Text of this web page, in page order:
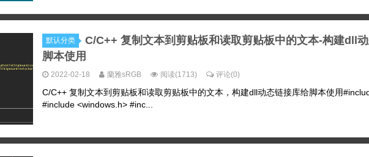
默认分类
C/C++ 复制文本到剪贴板和读取剪贴板中的文本-构建dll
脚本使用
2022-02-18 蘭雅sRGB 阅读(1713) 评论(0)
C/C++ 复制文本到剪贴板和读取剪贴板中的文本，构建dll动态链接库给脚本使用
#include <windows.h> #inc...